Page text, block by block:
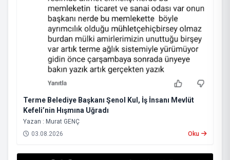
Terme Belediye Başkanı Şenol Kul, İş İnsanı Mevlüt
Kefeli’nin Hışmına Uğradı
Yazan : Murat GENÇ
03.08.2026
Oku